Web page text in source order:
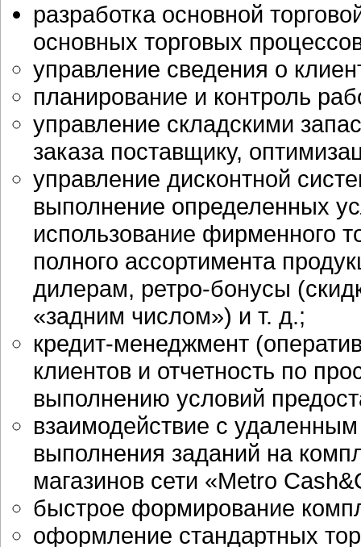
разработка основной
основных торговых
управление сведения о
планирование и контроль
управление складскими
заказа поставщику,
управление дисконтной
выполнение определенных
использование фирменного
полного ассортимента
дилерам, ретро-бонусы
«задним числом») и т. д.;
кредит-менеджмент
клиентов и отчетность по
выполнению условий
взаимодействие с
выполнения заданий на
магазинов сети «Metro
быстрое формирование
оформление стандартных